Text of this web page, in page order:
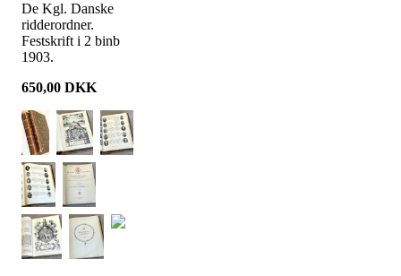
De Kgl. Danske
ridderordner.
Festskrift i 2 binb
1903.
650,00 DKK